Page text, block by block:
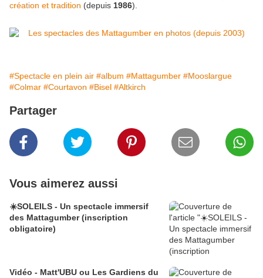
création et tradition (depuis 1986).
#Spectacle en plein air #album #Mattagumber #Mooslargue
#Colmar #Courtavon #Bisel #Altkirch
Partager
Vous aimerez aussi
☀️SOLEILS - Un spectacle immersif
des Mattagumber (inscription
obligatoire)
Vidéo - Matt'UBU ou Les Gardiens du